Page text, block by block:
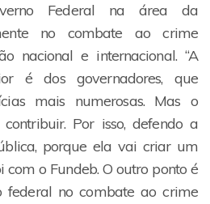
Federal na área da
no combate ao crime
nacional e internacional. “A
é dos governadores, que
mais numerosas. Mas o
Por isso, defendo a
porque ela vai criar um
com o Fundeb. O outro ponto é
federal no combate ao crime